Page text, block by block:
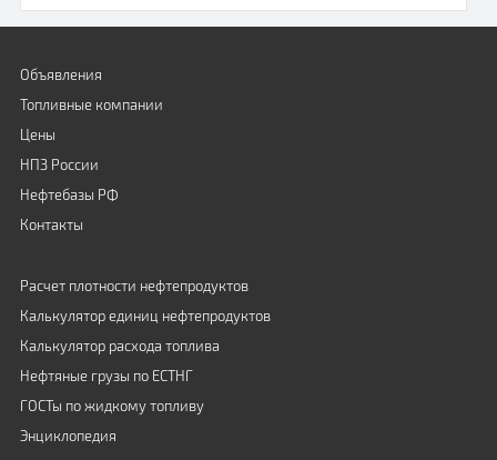
Объявления
Топливные компании
Цены
НПЗ России
Нефтебазы РФ
Контакты
Расчет плотности нефтепродуктов
Калькулятор единиц нефтепродуктов
Калькулятор расхода топлива
Нефтяные грузы по ЕСТНГ
ГОСТы по жидкому топливу
Энциклопедия